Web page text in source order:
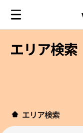
エリア検索
エリア検索